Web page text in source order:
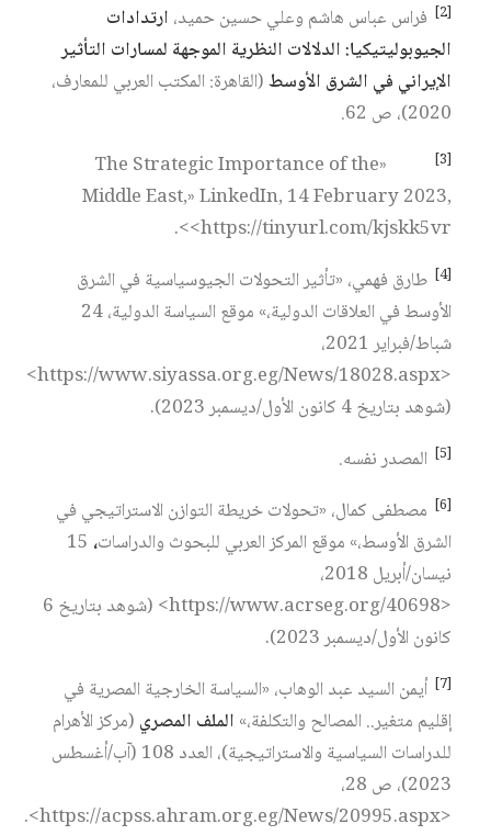
[2] فراس عباس هاشم وعلي حسين حميد، ارتدادات
الجيوبوليتيكيا: الدلالات النظرية الموجهة لمسارات التأثير
الإيراني في الشرق الأوسط(القاهرة: المكتب العربي للمعارف،
2020)، ص 62.
[3]
«The Strategic Importance of the
Middle East,» LinkedIn, 14 February 2023,
<https://tinyurl.com/kjskk5vr>.
[4]
طارق فهمي، «تأثير التحولات الجيوسياسية في الشرق
الأوسط في العلاقات الدولية،» موقع السياسة الدولية، 24
شباط/فبراير 2021،
<https://www.siyassa.org.eg/News/18028.aspx>
(شوهد بتاريخ 4 كانون الأول/ديسمبر 2023).
[5] المصدر نفسه.
[6]
مصطفى كمال، «تحولات خريطة التوازن الاستراتيجي في
الشرق الأوسط،» موقع المركز العربي للبحوث والدراسات، 15
نيسان/أبريل 2018،
<https://www.acrseg.org/40698> (شوهد بتاريخ 6
كانون الأول/ديسمبر 2023).
[7]
أيمن السيد عبد الوهاب، «السياسة الخارجية المصرية في
إقليم متغير.. المصالح والتكلفة،» الملف المصري (مركز الأهرام
للدراسات السياسية والاستراتيجية)، العدد 108 (آب/أغسطس
2023)، ص 28،
<https://acpss.ahram.org.eg/News/20995.aspx>.